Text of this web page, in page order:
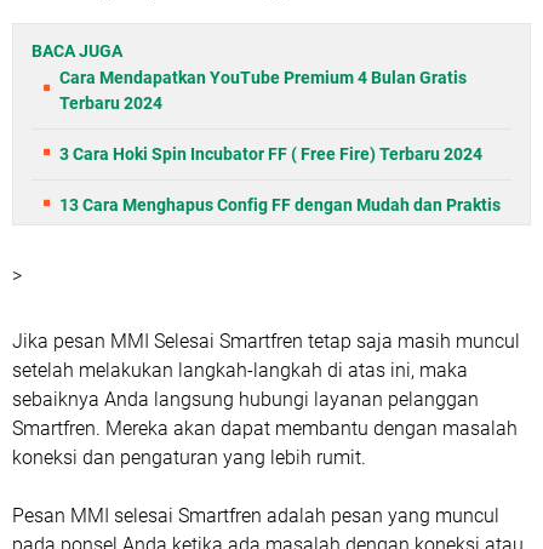
BACA JUGA
Cara Mendapatkan YouTube Premium 4 Bulan Gratis
Terbaru 2024
3 Cara Hoki Spin Incubator FF ( Free Fire) Terbaru 2024
13 Cara Menghapus Config FF dengan Mudah dan Praktis
>
Jika pesan MMI Selesai Smartfren tetap saja masih muncul
setelah melakukan langkah-langkah di atas ini, maka
sebaiknya Anda langsung hubungi layanan pelanggan
Smartfren. Mereka akan dapat membantu dengan masalah
koneksi dan pengaturan yang lebih rumit.
Pesan MMI selesai Smartfren adalah pesan yang muncul